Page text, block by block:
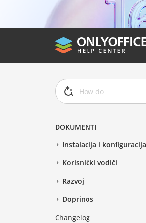
DOKUMENTI
Instalacija i konfiguracija
Korisnički vodiči
Razvoj
Doprinos
Changelog